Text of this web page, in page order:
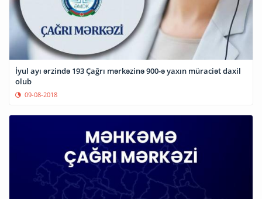
İyul ayı ərzində 193 Çağrı mərkəzinə 900-ə yaxın müraciət daxil
olub
09-08-2018